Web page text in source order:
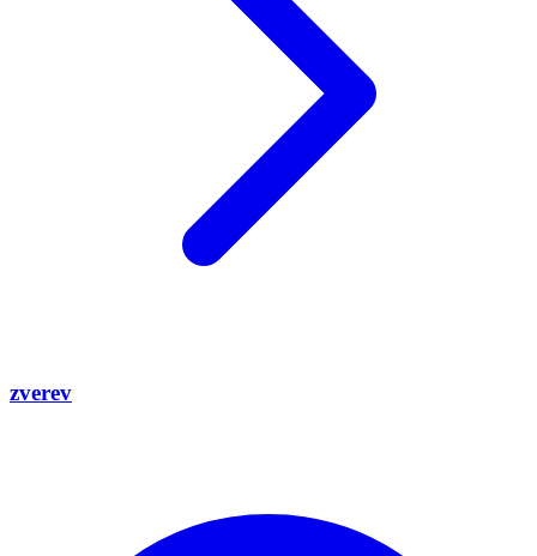
zverev